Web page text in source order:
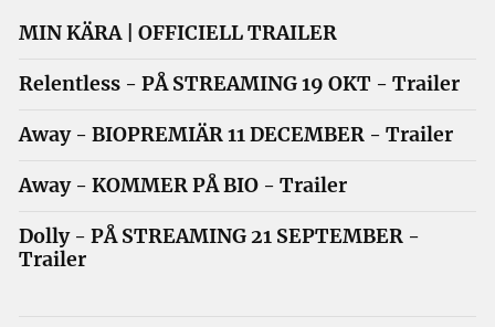
MIN KÄRA | OFFICIELL TRAILER
Relentless - PÅ STREAMING 19 OKT - Trailer
Away - BIOPREMIÄR 11 DECEMBER - Trailer
Away - KOMMER PÅ BIO - Trailer
Dolly - PÅ STREAMING 21 SEPTEMBER -
Trailer